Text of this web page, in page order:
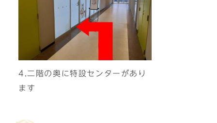
4.二階の奥に特設センターがあり
ます